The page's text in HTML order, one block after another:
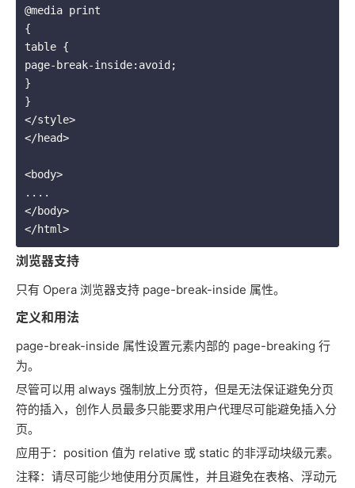
@media print
{
table {
page-break-inside:avoid;
}
}
</style>
</head>
<body>
....
</body>
浏览器支持
只有 Opera 浏览器支持 page-break-inside 属性。
定义和用法
page-break-inside 属性设置元素内部的 page-breaking 行
为。
尽管可以用 always 强制放上分页符，但是无法保证避免分页
符的插入，创作人员最多只能要求用户代理尽可能避免插入分
页。
应用于： position 值为 relative 或 static 的非浮动块级元素。
注释： 请尽可能少地使用分页属性，并且避免在表格、浮动元